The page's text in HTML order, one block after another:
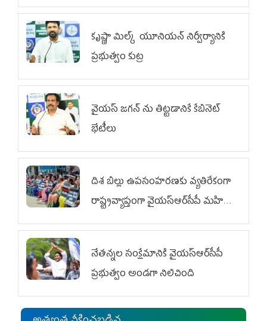
కృష్ణా మిల్క్‌ యూనియన్‌ నిర్వీర్యానికి
ప్రభుత్వం కుట్ర
వైయ‌స్ జగన్‌ ను తిట్టడానికే కేబినెట్‌
భేటీలు
దిశ బిల్లు ఉపసంహరణకు వ్యతిరేకంగా
రాష్ట్రవ్యాప్తంగా వైయ‌స్ఆర్‌సీపీ మహిళా
విభాగం ఆందోళనలు
నేతన్నల సంక్షేమానికి వైయ‌స్ఆర్‌సీపీ
ప్రభుత్వం అండగా నిలిచింది